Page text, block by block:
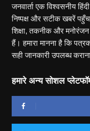
जनवार्ता एक विश्वसनीय
निष्पक्ष और सटीक खबरें
शिक्षा, तकनीक और
हैं। हमारा मानना है कि
सही जानकारी उपलब्ध
हमारे अन्य सोशल